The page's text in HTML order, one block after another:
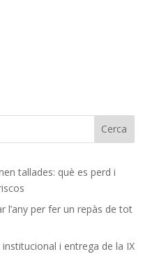
tallades: què es perd i
l’any per fer un repàs de tot
i entrega de la IX